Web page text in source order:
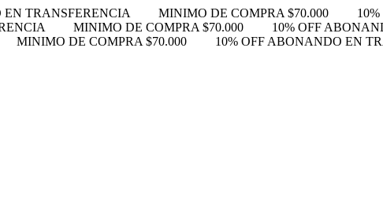
EN TRANSFERENCIA MINIMO DE COMPRA $70.000
MINIMO DE COMPRA $70.000 10% OFF
MINIMO DE COMPRA $70.000 10% OFF ABONANDO EN